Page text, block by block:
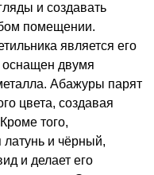
и создавать
помещении.
является его
двумя
Абажуры парят
цвета, создавая
того,
латунь и чёрный,
и делает его